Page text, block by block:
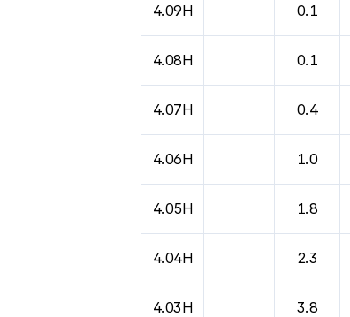
4.09H 0.1
4.08H 0.1
4.07H 0.4
4.06H 1.0
4.05H 1.8
4.04H 2.3
4.03H 3.8